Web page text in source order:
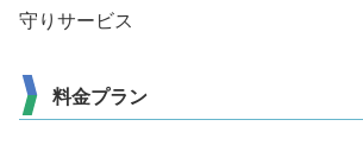
守りサービス
料金プラン